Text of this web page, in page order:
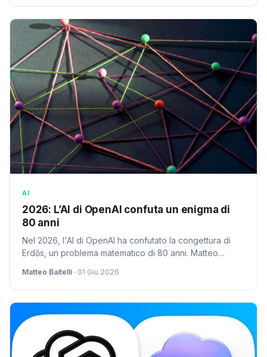
AI
2026: L’AI di OpenAI confuta un enigma di
80 anni
Nel 2026, l'AI di OpenAI ha confutato la congettura di
Erdős, un problema matematico di 80 anni. Matteo
scienza e il futuro.
Matteo Baitelli · 01 Giu 2026